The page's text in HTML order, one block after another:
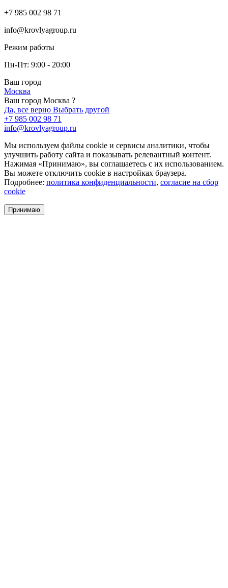
+7 985 002 98 71
info@krovlyagroup.ru
Режим работы
Пн-Пт: 9:00 - 20:00
Ваш город
Москва
Ваш город Москва ?
Да, все верно Выбрать другой
+7 985 002 98 71
info@krovlyagroup.ru
Мы используем файлы cookie и сервисы аналитики, чтобы
улучшить работу сайта и показывать релевантный контент.
Нажимая «Принимаю», вы соглашаетесь с их использованием.
Вы можете отключить cookie в настройках браузера.
Подробнее: политика конфиденциальности, согласие на сбор
cookie
Принимаю